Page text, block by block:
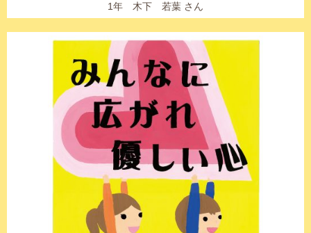
1年 木下 若葉 さん